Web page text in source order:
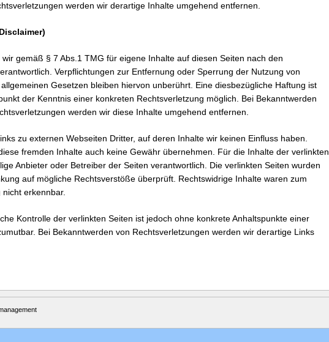
werden wir derartige Inhalte umgehend entfernen.
gemäß § 7 Abs.1 TMG für eigene Inhalte auf diesen Seiten nach den
Verpflichtungen zur Entfernung oder Sperrung der Nutzung von
Gesetzen bleiben hiervon unberührt. Eine diesbezügliche Haftung ist
der Kenntnis einer konkreten Rechtsverletzung möglich. Bei Bekanntwerden
werden wir diese Inhalte umgehend entfernen.
zu externen Webseiten Dritter, auf deren Inhalte wir keinen Einfluss haben.
fremden Inhalte auch keine Gewähr übernehmen. Für die Inhalte der verlinkten
Anbieter oder Betreiber der Seiten verantwortlich. Die verlinkten Seiten wurden
auf mögliche Rechtsverstöße überprüft. Rechtswidrige Inhalte waren zum
erkennbar.
Kontrolle der verlinkten Seiten ist jedoch ohne konkrete Anhaltspunkte einer
Bei Bekanntwerden von Rechtsverletzungen werden wir derartige Links